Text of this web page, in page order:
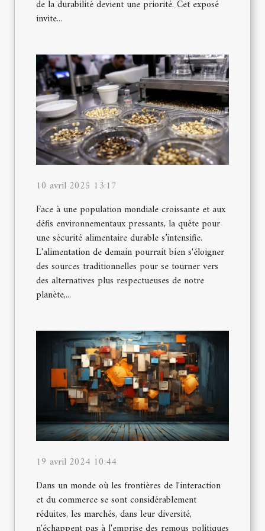
de la durabilité devient une priorité. Cet exposé
invite...
10 avril 2025 13:17
Face à une population mondiale croissante et aux
défis environnementaux pressants, la quête pour
une sécurité alimentaire durable s’intensifie.
L'alimentation de demain pourrait bien s'éloigner
des sources traditionnelles pour se tourner vers
des alternatives plus respectueuses de notre
planète,...
19 avril 2024 10:44
Dans un monde où les frontières de l'interaction
et du commerce se sont considérablement
réduites, les marchés, dans leur diversité,